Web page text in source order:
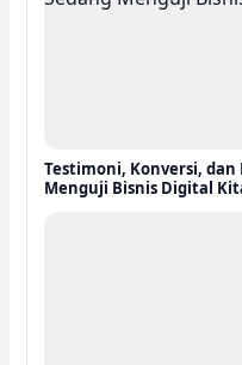
Testimoni, Konversi,
Menguji Bisnis Digital